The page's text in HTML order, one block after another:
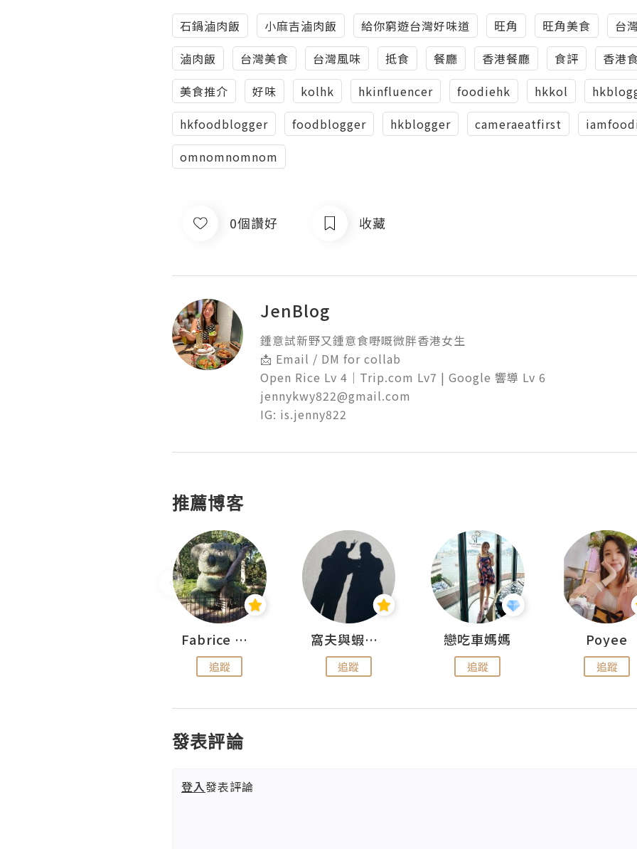
石鍋滷肉飯 小麻吉滷肉飯 給你窮遊台灣好味道 旺角 旺角美食
台
滷肉飯
台灣美食 台灣風味 抵食 餐廳 香港餐廳 食評
香港
美食推介
好味 kolhk hkinfluencer foodiehk hkkol
hkfoodblogger
foodblogger hkblogger cameraeatfirst
omnomnomnom
0個讚好 收藏
JenBlog
鍾意試新野又鍾意食嘢嘅微胖香港女生
📩 Email / DM for collab
Open Rice Lv 4｜Trip.com Lv7 | Google 響導 Lv 6
jennykwy822@gmail.com
IG: is.jenny822
推薦博客
Fabrice 嚐味
追蹤
窩夫與蝦子餅
追蹤
戀吃車媽媽
追蹤
Poyee
追蹤
發表評論
登入發表評論